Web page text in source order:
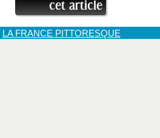
LA FRANCE PITTORESQUE